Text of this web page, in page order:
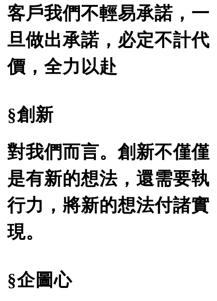
客戶我們不輕易承諾，一
旦做出承諾，必定不計代
價，全力以赴
§創新
對我們而言。創新不僅僅
是有新的想法，還需要執
行力，將新的想法付諸實
現。
§企圖心